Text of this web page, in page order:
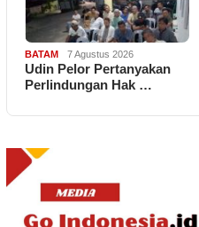
BATAM 7 Agustus 2026
Udin Pelor Pertanyakan
Perlindungan Hak …